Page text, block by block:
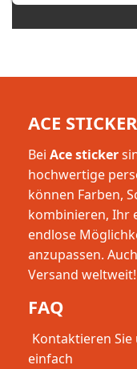
ACE STICKER
Bei Ace sticker
hochwertige
können Farben,
kombinieren, Ihr
endlose
anzupassen.
Versand weltweit!
FAQ
Kontaktieren Sie
einfach